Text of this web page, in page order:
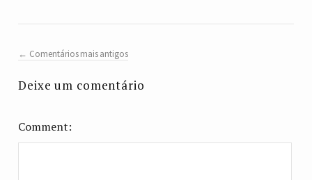
← Comentários mais antigos
Deixe um comentário
Comment